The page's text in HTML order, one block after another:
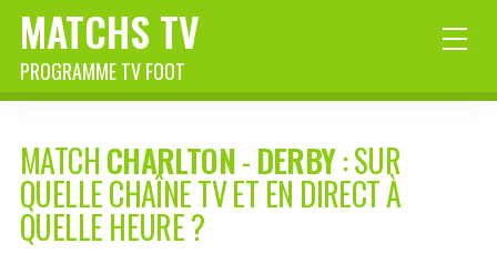
MATCHS TV
PROGRAMME TV FOOT
MATCHCHARLTON-DERBY: SUR
QUELLE CHAÎNE TV ET EN DIRECT À
QUELLE HEURE ?